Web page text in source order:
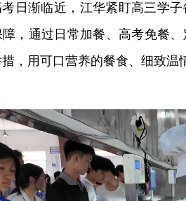
日渐临近，江华紧盯高三学
障，通过日常加餐、高考免餐
，用可口营养的餐食、细致温